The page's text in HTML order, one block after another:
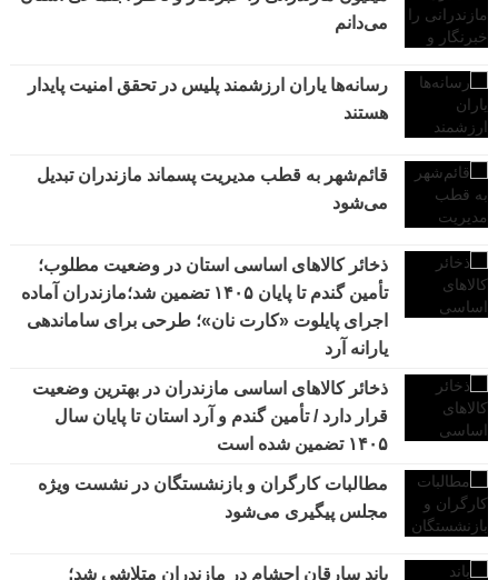
می‌دانم
رسانه‌ها یاران ارزشمند پلیس در تحقق امنیت پایدار
هستند
قائم‌شهر به قطب مدیریت پسماند مازندران تبدیل
می‌شود
ذخائر کالاهای اساسی استان در وضعیت مطلوب؛
تأمین گندم تا پایان ۱۴۰۵ تضمین شد؛مازندران آماده
اجرای پایلوت «کارت نان»؛ طرحی برای ساماندهی
یارانه آرد
ذخائر کالاهای اساسی مازندران در بهترین وضعیت
قرار دارد / تأمین گندم و آرد استان تا پایان سال
۱۴۰۵ تضمین شده است
مطالبات کارگران و بازنشستگان در نشست ویژه
مجلس پیگیری می‌شود
باند سارقان احشام در مازندران متلاشی شد؛